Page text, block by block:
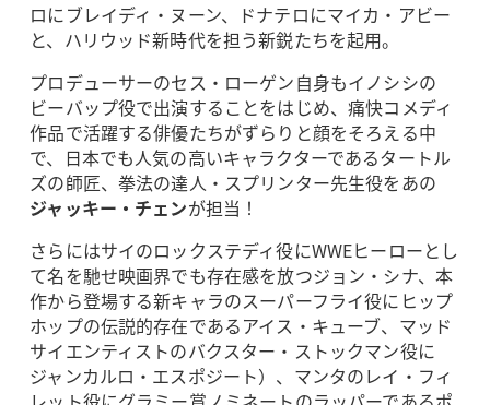
ロにブレイディ・ヌーン、ドナテロにマイカ・アビー
と、ハリウッド新時代を担う新鋭たちを起用。
プロデューサーのセス・ローゲン自身もイノシシの
ビーバップ役で出演することをはじめ、痛快コメディ
作品で活躍する俳優たちがずらりと顔をそろえる中
で、日本でも人気の高いキャラクターであるタートル
ズの師匠、拳法の達人・スプリンター先生役をあの
ジャッキー・チェンが担当！
さらにはサイのロックステディ役にWWEヒーローとし
て名を馳せ映画界でも存在感を放つジョン・シナ、本
作から登場する新キャラのスーパーフライ役にヒップ
ホップの伝説的存在であるアイス・キューブ、マッド
サイエンティストのバクスター・ストックマン役に
ジャンカルロ・エスポジート）、マンタのレイ・フィ